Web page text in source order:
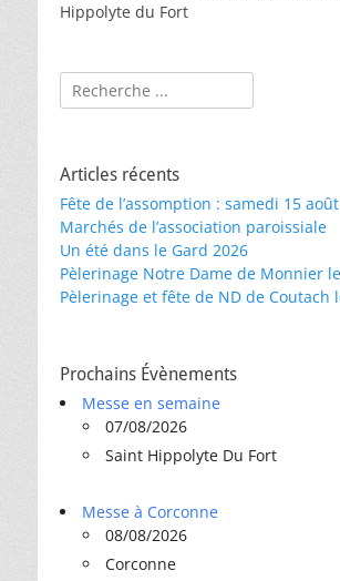
Hippolyte du Fort
Rechercher :
Articles récents
Fête de l’assomption : samedi 15
Marchés de l’association paroissiale
Un été dans le Gard 2026
Pèlerinage Notre Dame de Monnier
Pèlerinage et fête de ND de Coutach
Prochains Évènements
Messe en semaine
07/08/2026
Saint Hippolyte Du Fort
Messe à Corconne
08/08/2026
Corconne